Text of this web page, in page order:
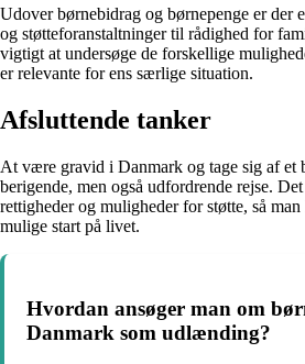
Udover børnebidrag og børnepenge er der
og støtteforanstaltninger til rådighed for
vigtigt at undersøge de forskellige
er relevante for ens særlige situation.
Afsluttende tanker
At være gravid i Danmark og tage sig af et
berigende, men også udfordrende rejse.
rettigheder og muligheder for støtte, så
mulige start på livet.
Hvordan ansøger man om
Danmark som udlænding?